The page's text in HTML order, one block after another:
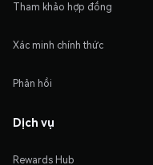
Tham khảo hợp đồng
Xác minh chính thức
Phản hồi
Dịch vụ
Rewards Hub